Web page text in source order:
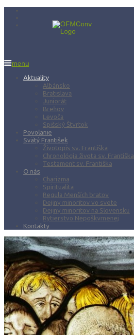
menu
Aktuality
Albánsko
Bratislava
Juniorát
Brehov
Levoča
Spišský Štvrtok
Povolanie
Svätý František
Životopis sv. Františka
Chronológia života sv. Františka
Testament sv. Františka
O nás
Charizma
Spiritualita
Regula Menších bratov
Dejiny minoritov vo svete
Dejiny minoritov na Slovensku
Rytierstvo Nepoškvrnenej
Kontakty